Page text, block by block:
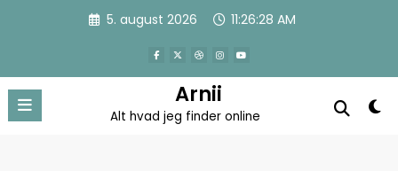
5. august 2026 11:26:28 AM
Arnii
Alt hvad jeg finder online